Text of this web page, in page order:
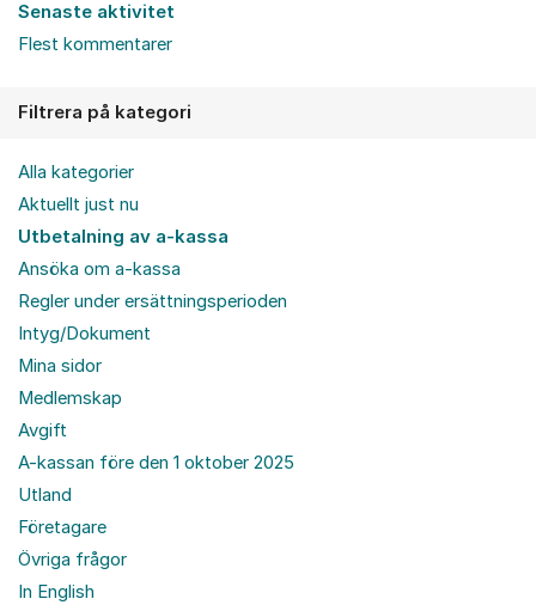
Senaste aktivitet
Flest kommentarer
Filtrera på kategori
Alla kategorier
Aktuellt just nu
Utbetalning av a-kassa
Ansöka om a-kassa
Regler under ersättningsperioden
Intyg/Dokument
Mina sidor
Medlemskap
Avgift
A-kassan före den 1 oktober 2025
Utland
Företagare
Övriga frågor
In English